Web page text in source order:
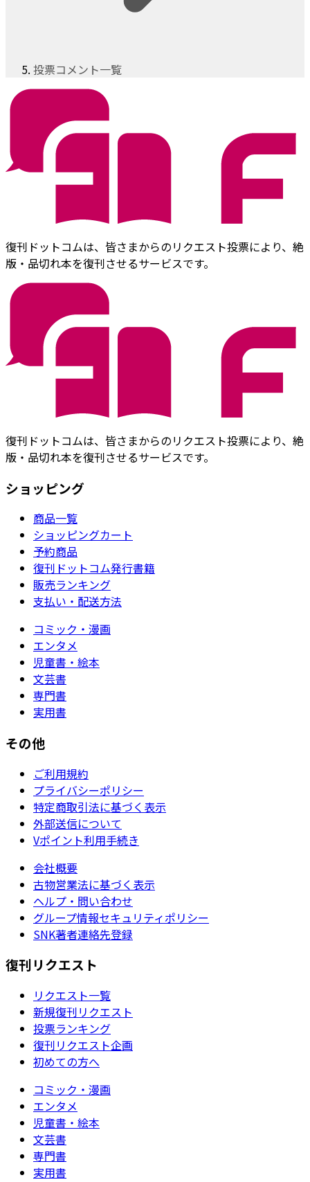
投票コメント一覧
復刊ドットコムは、皆さまからのリクエスト投票により、絶
版・品切れ本を復刊させるサービスです。
復刊ドットコムは、皆さまからのリクエスト投票により、絶
版・品切れ本を復刊させるサービスです。
ショッピング
商品一覧
ショッピングカート
予約商品
復刊ドットコム発行書籍
販売ランキング
支払い・配送方法
コミック・漫画
エンタメ
児童書・絵本
文芸書
専門書
実用書
その他
ご利用規約
プライバシーポリシー
特定商取引法に基づく表示
外部送信について
Vポイント利用手続き
会社概要
古物営業法に基づく表示
ヘルプ・問い合わせ
グループ情報セキュリティポリシー
SNK著者連絡先登録
復刊リクエスト
リクエスト一覧
新規復刊リクエスト
投票ランキング
復刊リクエスト企画
初めての方へ
コミック・漫画
エンタメ
児童書・絵本
文芸書
専門書
実用書